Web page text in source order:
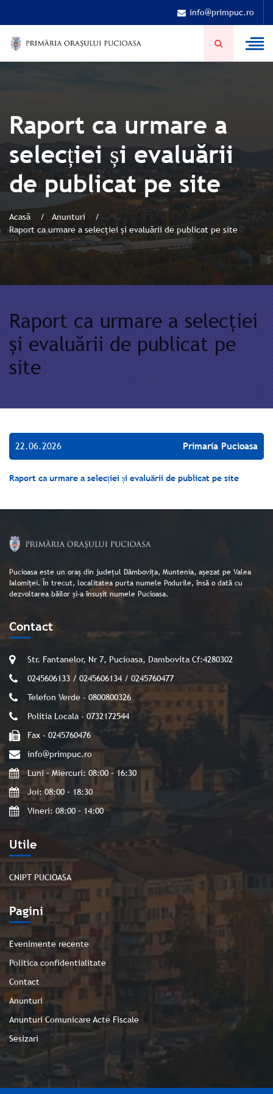
info@primpuc.ro
Raport ca urmare a
selecției și evaluării
de publicat pe site
Acasă
Anunturi
Raport ca urmare a selecției și evaluării de publicat pe site
Raport ca urmare a selecției
și evaluării de publicat pe
site
22.06.2026 Primaria Pucioasa
Raport ca urmare a selecției și evaluării de publicat pe site
Pucioasa este un oraș din județul Dâmbovița, Muntenia, așezat pe Valea
Ialomiței. În trecut, localitatea purta numele Podurile, însă o dată cu
dezvoltarea băilor și-a însușit numele Pucioasa.
Utile
CNIPT PUCIOASA
Pagini
Evenimente recente
Politica confidentialitate
Contact
Anunturi
Anunturi Comunicare Acte Fiscale
Sesizari
Contact
Str. Fantanelor, Nr 7, Pucioasa, Dambovita Cf:4280302
0245606133 / 0245606134 / 0245760477
Telefon Verde - 0800800326
Politia Locala - 0732172544
Fax - 0245760476
info@primpuc.ro
Luni – Miercuri: 08:00 – 16:30
Joi: 08:00 – 18:30
Vineri: 08:00 – 14:00